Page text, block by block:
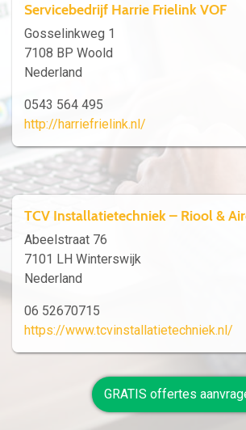
Servicebedrijf Harrie Frielink VOF
Gosselinkweg 1
7108 BP Woold
Nederland
0543 564 495
http://harriefrielink.nl/
TCV Installatietechniek – Riool &
Abeelstraat 76
7101 LH Winterswijk
Nederland
06 52670715
https://www.tcvinstallatietechniek.nl/
GRATIS offertes